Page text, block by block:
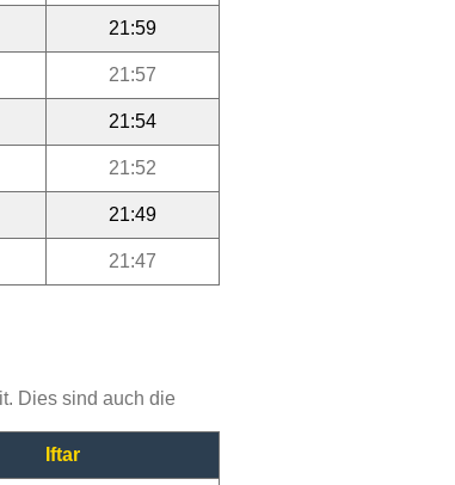
21:59
21:57
21:54
21:52
21:49
21:47
Dies sind auch die
Iftar